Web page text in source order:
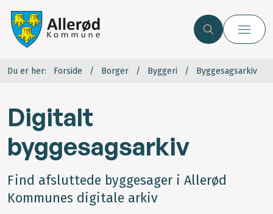
Du er her: Forside Borger Byggeri Byggesagsarkiv
Digitalt
byggesagsarkiv
Find afsluttede byggesager i Allerød
Kommunes digitale arkiv